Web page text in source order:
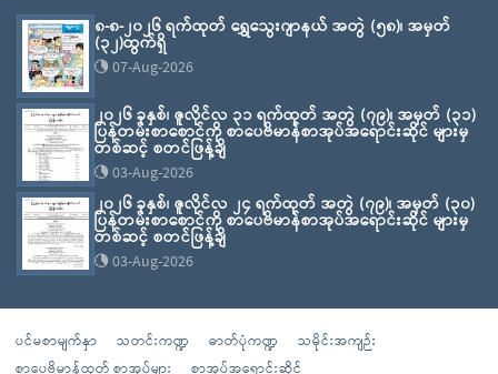
၈-၈-၂၀၂၆ ရက်ထုတ် ရွှေသွေးဂျာနယ် အတွဲ (၅၈)၊ အမှတ်
(၃၂)ထွက်ရှိ
07-Aug-2026
၂၀၂၆ ခုနှစ်၊ ဇူလိုင်လ ၃၁ ရက်ထုတ် အတွဲ (၇၉)၊ အမှတ် (၃၁)
ပြန်တမ်းစာစောင်ကို စာပေဗိမာန်စာအုပ်အရောင်းဆိုင် များမှ
တစ်ဆင့် စတင်ဖြန့်ချိ
03-Aug-2026
၂၀၂၆ ခုနှစ်၊ ဇူလိုင်လ ၂၄ ရက်ထုတ် အတွဲ (၇၉)၊ အမှတ် (၃၀)
ပြန်တမ်းစာစောင်ကို စာပေဗိမာန်စာအုပ်အရောင်းဆိုင် များမှ
တစ်ဆင့် စတင်ဖြန့်ချိ
03-Aug-2026
ပင်မစာမျက်နှာ သတင်းကဏ္ဍ ဓာတ်ပုံကဏ္ဍ
သမိုင်းအကျဉ်း